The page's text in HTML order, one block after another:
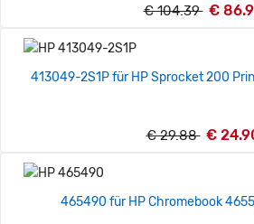
€ 104.39 €
413049-2S1P für HP Sprocket 200
€ 29.88 €
465490 für HP Chromebook